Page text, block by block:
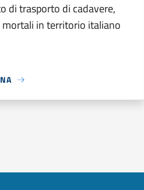
di trasporto di cadavere,
mortali in territorio italiano